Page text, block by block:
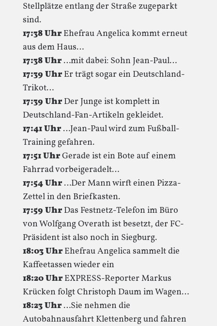
Stellplätze entlang der Straße zugeparkt
sind.
17:38 Uhr Ehefrau Angelica kommt erneut
aus dem Haus…
17:38 Uhr …mit dabei: Sohn Jean-Paul…
17:39 Uhr Er trägt sogar ein Deutschland-
Trikot…
17:39 Uhr Der Junge ist komplett in
Deutschland-Fan-Artikeln gekleidet.
17:41 Uhr …Jean-Paul wird zum Fußball-
Training gefahren.
17:51 UhrGerade ist ein Bote auf einem
Fahrrad vorbeigeradelt…
17:54 Uhr …Der Mann wirft einen Pizza-
Zettel in den Briefkasten.
17:59 Uhr Das Festnetz-Telefon im Büro
von Wolfgang Overath ist besetzt, der FC-
Präsident ist also noch in Siegburg.
18:03 Uhr Ehefrau Angelica sammelt die
Kaffeetassen wieder ein
18:20 Uhr EXPRESS-Reporter Markus
Krücken folgt Christoph Daum im Wagen…
18:23 Uhr …Sie nehmen die
Autobahnausfahrt Klettenberg und fahren